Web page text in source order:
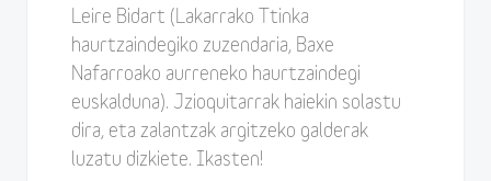
Leire Bidart (Lakarrako Ttinka
haurtzaindegiko zuzendaria, Baxe
Nafarroako aurreneko haurtzaindegi
euskalduna). Jzioquitarrak haiekin solastu
dira, eta zalantzak argitzeko galderak
luzatu dizkiete. Ikasten!